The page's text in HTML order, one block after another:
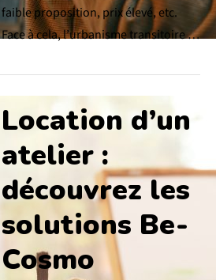
faible proposition, prix élevé, etc.
Face à cela, l’urbanisme transitoire …
Location d’un
atelier :
découvrez les
solutions Be-
Cosmo